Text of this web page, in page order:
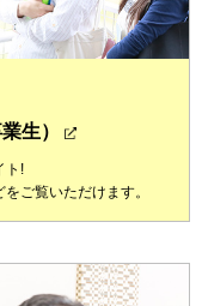
生）
ト!
ご覧いただけます。